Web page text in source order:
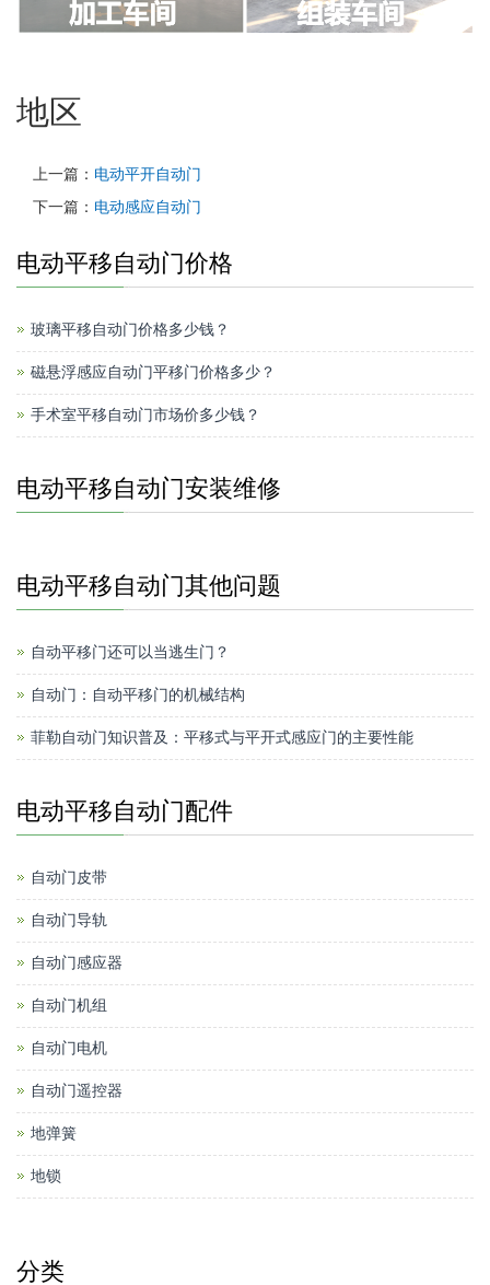
地区
上一篇： 电动平开自动门
下一篇： 电动感应自动门
电动平移自动门价格
玻璃平移自动门价格多少钱？
磁悬浮感应自动门平移门价格多少？
手术室平移自动门市场价多少钱？
电动平移自动门安装维修
电动平移自动门其他问题
自动平移门还可以当逃生门？
自动门：自动平移门的机械结构
菲勒自动门知识普及：平移式与平开式感应门的主要性能
电动平移自动门配件
自动门皮带
自动门导轨
自动门感应器
自动门机组
自动门电机
自动门遥控器
地弹簧
地锁
分类